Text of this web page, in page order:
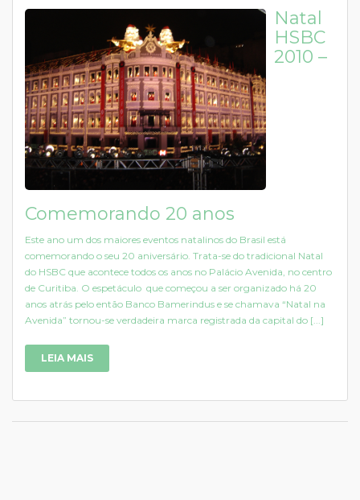
Natal
HSBC
2010 –
Comemorando 20 anos
Este ano um dos maiores eventos natalinos do Brasil está
comemorando o seu 20 aniversário. Trata-se do tradicional Natal
do HSBC que acontece todos os anos no Palácio Avenida, no centro
de Curitiba. O espetáculo que começou a ser organizado há 20
anos atrás pelo então Banco Bamerindus e se chamava “Natal na
Avenida” tornou-se verdadeira marca registrada da capital do [...]
LEIA MAIS